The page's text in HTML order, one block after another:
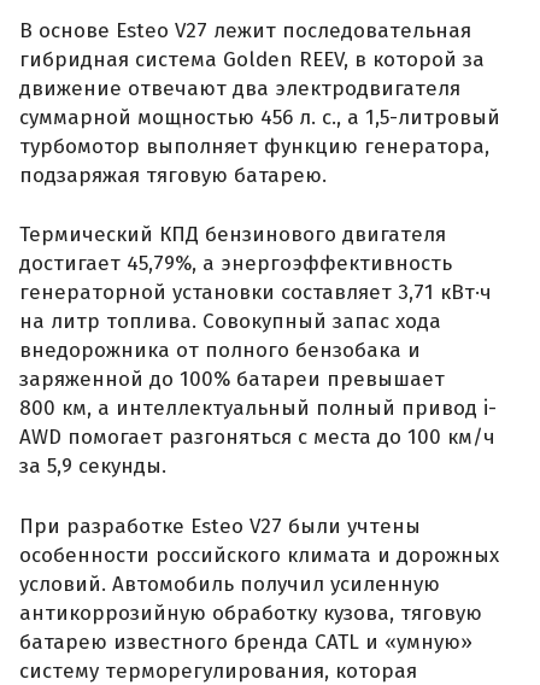
В основе Esteo V27 лежит последовательная
гибридная система Golden REEV, в которой за
движение отвечают два электродвигателя
суммарной мощностью 456 л. с., а 1,5-литровый
турбомотор выполняет функцию генератора,
подзаряжая тяговую батарею.
Термический КПД бензинового двигателя
достигает 45,79%, а энергоэффективность
генераторной установки составляет 3,71 кВт·ч
на литр топлива. Совокупный запас хода
внедорожника от полного бензобака и
заряженной до 100% батареи превышает
800 км, а интеллектуальный полный привод i-
AWD помогает разгоняться с места до 100 км/ч
за 5,9 секунды.
При разработке Esteo V27 были учтены
особенности российского климата и дорожных
условий. Автомобиль получил усиленную
антикоррозийную обработку кузова, тяговую
батарею известного бренда CATL и «умную»
систему терморегулирования, которая